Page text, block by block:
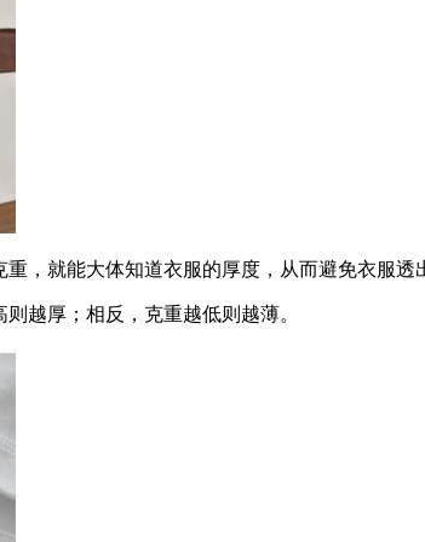
就能大体知道衣服的厚度，从而避免衣服透
越厚；相反，克重越低则越薄。